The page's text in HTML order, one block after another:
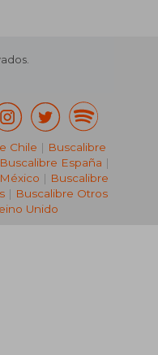
Chile | Buscalibre
Buscalibre España |
| Buscalibre
| Buscalibre Otros
Unido